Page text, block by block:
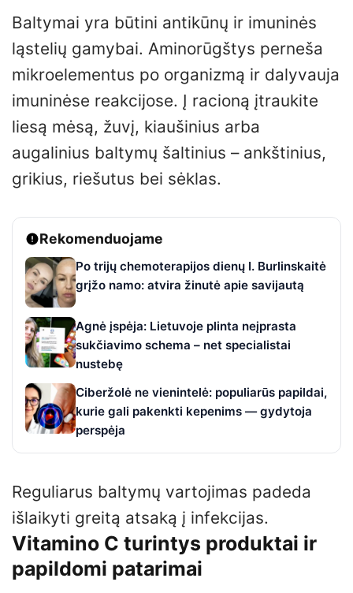
Baltymai yra būtini antikūnų ir imuninės
ląstelių gamybai. Aminorūgštys perneša
mikroelementus po organizmą ir dalyvauja
imuninėse reakcijose. Į racioną įtraukite
liesą mėsą, žuvį, kiaušinius arba
augalinius baltymų šaltinius – ankštinius,
grikius, riešutus bei sėklas.
Rekomenduojame
Po trijų chemoterapijos dienų I. Burlinskaitė
grįžo namo: atvira žinutė apie savijautą
Agnė įspėja: Lietuvoje plinta neįprasta
sukčiavimo schema – net specialistai
nustebę
Ciberžolė ne vienintelė: populiarūs papildai,
kurie gali pakenkti kepenims — gydytoja
perspėja
Reguliarus baltymų vartojimas padeda
išlaikyti greitą atsaką į infekcijas.
Vitamino C turintys produktai ir
papildomi patarimai